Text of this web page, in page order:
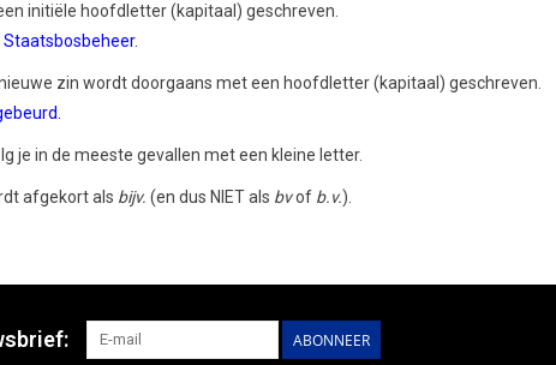
initiële hoofdletter (kapitaal) geschreven.
zin wordt doorgaans met een hoofdletter (kapitaal) geschreven.
je in de meeste gevallen met een kleine letter.
afgekort als bijv. (en dus NIET als bvof b.v.).
ABONNEER